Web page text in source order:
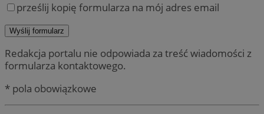
prześlij kopię formularza na mój adres email
Redakcja portalu nie odpowiada za treść wiadomości z
formularza kontaktowego.
* pola obowiązkowe